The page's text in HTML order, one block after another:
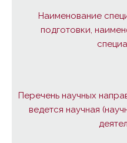
Наименование
подготовки,
Перечень научных
ведется научная